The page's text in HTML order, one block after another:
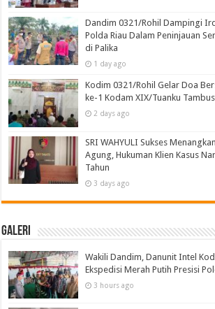
Dandim 0321/Rohil Dampingi
Polda Riau Dalam Peninjauan
di Palika
1 day ago
Kodim 0321/Rohil Gelar Doa
ke-1 Kodam XIX/Tuanku
2 days ago
SRI WAHYULI Sukses
Agung, Hukuman Klien Kasus
Tahun
3 days ago
Galeri
Wakili Dandim, Danunit Intel
Ekspedisi Merah Putih Presisi
3 hours ago